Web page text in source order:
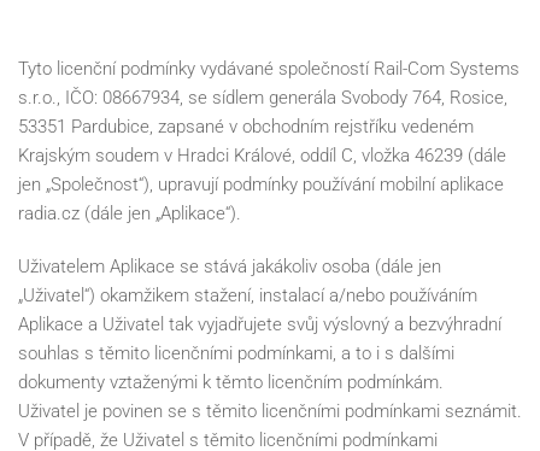
Tyto licenční podmínky vydávané společností Rail-Com Systems
s.r.o., IČO: 08667934, se sídlem generála Svobody 764, Rosice,
53351 Pardubice, zapsané v obchodním rejstříku vedeném
Krajským soudem v Hradci Králové, oddíl C, vložka 46239 (dále
jen „Společnost“), upravují podmínky používání mobilní aplikace
radia.cz (dále jen „Aplikace“).
Uživatelem Aplikace se stává jakákoliv osoba (dále jen
„Uživatel“) okamžikem stažení, instalací a/nebo používáním
Aplikace a Uživatel tak vyjadřujete svůj výslovný a bezvýhradní
souhlas s těmito licenčními podmínkami, a to i s dalšími
dokumenty vztaženými k těmto licenčním podmínkám.
Uživatel je povinen se s těmito licenčními podmínkami seznámit.
V případě, že Uživatel s těmito licenčními podmínkami